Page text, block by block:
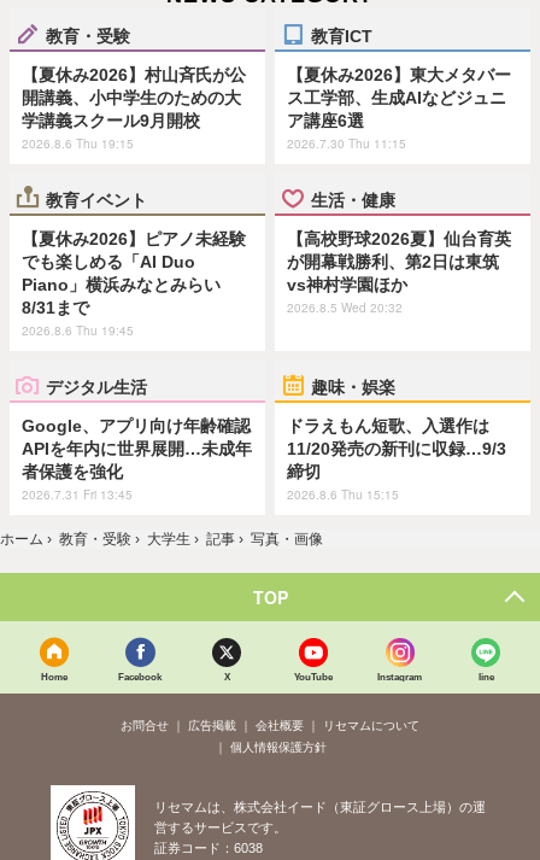
教育・受験
【夏休み2026】村山斉氏が公
開講義、小中学生のための大
学講義スクール9月開校
2026.8.6 Thu 19:15
教育ICT
【夏休み2026】東大メタバー
ス工学部、生成AIなどジュニ
ア講座6選
2026.7.30 Thu 11:15
教育イベント
【夏休み2026】ピアノ未経験
でも楽しめる「AI Duo
Piano」横浜みなとみらい
8/31まで
2026.8.6 Thu 19:45
生活・健康
【高校野球2026夏】仙台育英
が開幕戦勝利、第2日は東筑
vs神村学園ほか
2026.8.5 Wed 20:32
デジタル生活
Google、アプリ向け年齢確認
APIを年内に世界展開…未成年
者保護を強化
2026.7.31 Fri 13:45
趣味・娯楽
ドラえもん短歌、入選作は
11/20発売の新刊に収録…9/3
締切
2026.8.6 Thu 15:15
ホーム › 教育・受験 › 大学生 › 記事 › 写真・画像
TOP
Home Facebook X YouTube Instagram line
お問合せ 広告掲載 会社概要
リセマムについて
個人情報保護方針
リセマムは、株式会社イード（東証グロース上場）の運
営するサービスです。
証券コード：6038